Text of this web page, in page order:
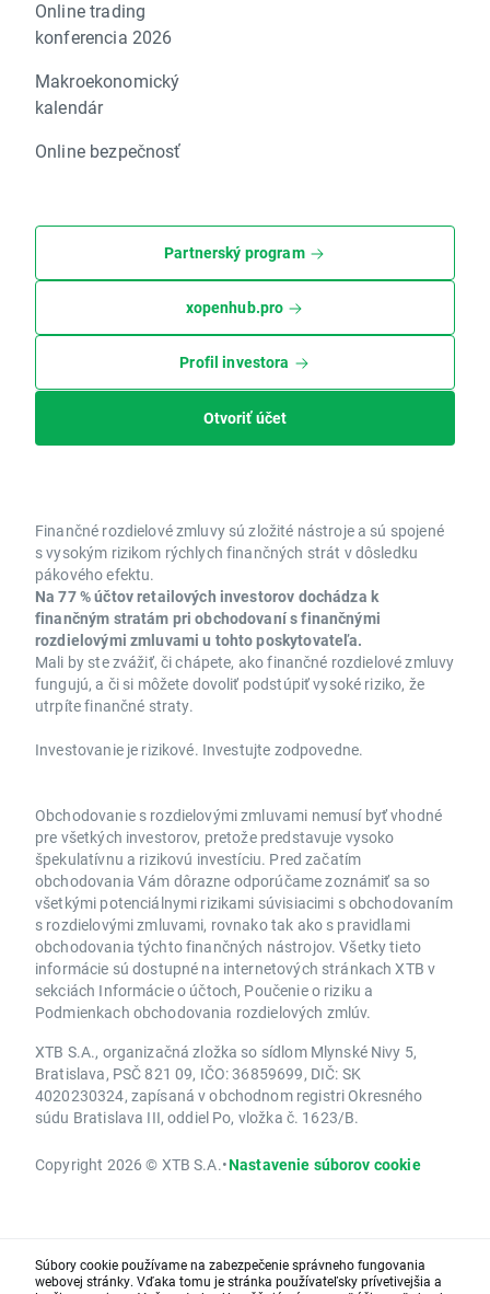
Online trading
konferencia 2026
Makroekonomický
kalendár
Online bezpečnosť
Partnerský program
xopenhub.pro
Profil investora
Otvoriť účet
Finančné rozdielové zmluvy sú zložité nástroje a sú spojené
s vysokým rizikom rýchlych finančných strát v dôsledku
pákového efektu.
Na 77 % účtov retailových investorov dochádza k
finančným stratám pri obchodovaní s finančnými
rozdielovými zmluvami u tohto poskytovateľa.
Mali by ste zvážiť, či chápete, ako finančné rozdielové zmluvy
fungujú, a či si môžete dovoliť podstúpiť vysoké riziko, že
utrpíte finančné straty.
Investovanie je rizikové. Investujte zodpovedne.
Obchodovanie s rozdielovými zmluvami nemusí byť vhodné
pre všetkých investorov, pretože predstavuje vysoko
špekulatívnu a rizikovú investíciu. Pred začatím
obchodovania Vám dôrazne odporúčame zoznámiť sa so
všetkými potenciálnymi rizikami súvisiacimi s obchodovaním
s rozdielovými zmluvami, rovnako tak ako s pravidlami
obchodovania týchto finančných nástrojov. Všetky tieto
informácie sú dostupné na internetových stránkach XTB v
sekciách Informácie o účtoch, Poučenie o riziku a
Podmienkach obchodovania rozdielových zmlúv.
XTB S.A., organizačná zložka so sídlom Mlynské Nivy 5,
Bratislava, PSČ 821 09, IČO: 36859699, DIČ: SK
4020230324, zapísaná v obchodnom registri Okresného
súdu Bratislava III, oddiel Po, vložka č. 1623/B.
Copyright 2026 © XTB S.A.•Nastavenie súborov cookie
Súbory cookie používame na zabezpečenie správneho fungovania
webovej stránky. Vďaka tomu je stránka používateľsky prívetivejšia a